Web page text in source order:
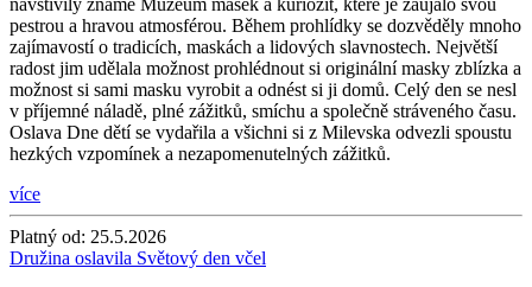
navštívily známé Muzeum masek a kuriozit, které je zaujalo svou
pestrou a hravou atmosférou. Během prohlídky se dozvěděly mnoho
zajímavostí o tradicích, maskách a lidových slavnostech. Největší
radost jim udělala možnost prohlédnout si originální masky zblízka a
možnost si sami masku vyrobit a odnést si ji domů. Celý den se nesl
v příjemné náladě, plné zážitků, smíchu a společně stráveného času.
Oslava Dne dětí se vydařila a všichni si z Milevska odvezli spoustu
hezkých vzpomínek a nezapomenutelných zážitků.
více
Platný od: 25.5.2026
Družina oslavila Světový den včel